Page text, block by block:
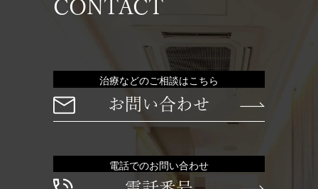
CONTACT
治療などのご相談はこちら
お問い合わせ
電話でのお問い合わせ